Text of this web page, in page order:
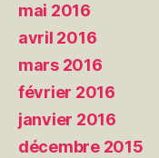
mai 2016
avril 2016
mars 2016
février 2016
janvier 2016
décembre 2015